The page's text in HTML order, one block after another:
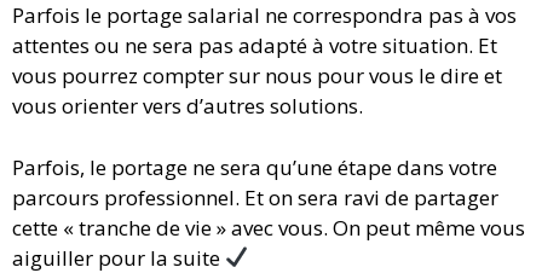
Parfois le portage salarial ne correspondra pas à vos
attentes ou ne sera pas adapté à votre situation. Et
vous pourrez compter sur nous pour vous le dire et
vous orienter vers d’autres solutions.
Parfois, le portage ne sera qu’une étape dans votre
parcours professionnel. Et on sera ravi de partager
cette « tranche de vie » avec vous. On peut même vous
aiguiller pour la suite